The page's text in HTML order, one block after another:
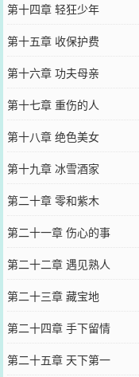
第十四章 轻狂少年
第十五章 收保护费
第十六章 功夫母亲
第十七章 重伤的人
第十八章 绝色美女
第十九章 冰雪酒家
第二十章 零和紫木
第二十一章 伤心的事
第二十二章 遇见熟人
第二十三章 藏宝地
第二十四章 手下留情
第二十五章 天下第一